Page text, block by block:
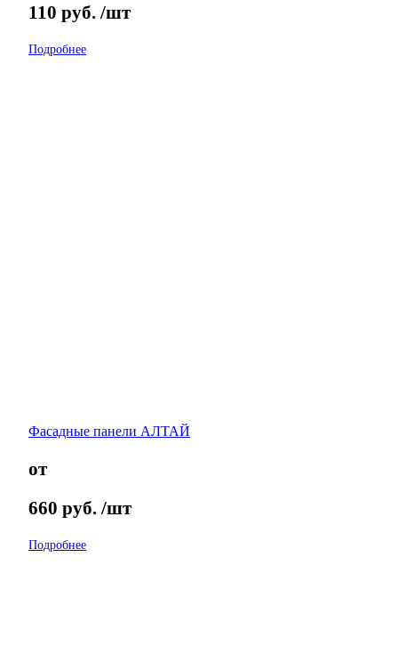
110 руб. /шт
Подробнее
Фасадные панели АЛТАЙ
от
660 руб. /шт
Подробнее